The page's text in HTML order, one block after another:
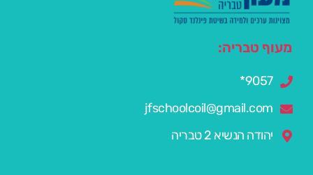
מעוף טבריה:
9057*
jfschoolcoil@gmail.com
יהודה הנשיא 2 טבריה